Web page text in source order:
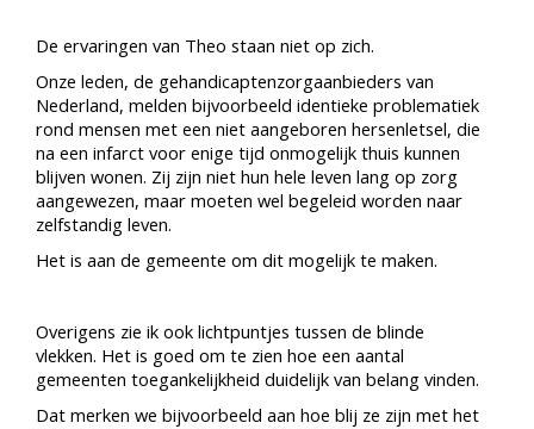
De ervaringen van Theo staan niet op zich.
Onze leden, de gehandicaptenzorgaanbieders van
Nederland, melden bijvoorbeeld identieke problematiek
rond mensen met een niet aangeboren hersenletsel, die
na een infarct voor enige tijd onmogelijk thuis kunnen
blijven wonen. Zij zijn niet hun hele leven lang op zorg
aangewezen, maar moeten wel begeleid worden naar
zelfstandig leven.
Het is aan de gemeente om dit mogelijk te maken.
Overigens zie ik ook lichtpuntjes tussen de blinde
vlekken. Het is goed om te zien hoe een aantal
gemeenten toegankelijkheid duidelijk van belang vinden.
Dat merken we bijvoorbeeld aan hoe blij ze zijn met het